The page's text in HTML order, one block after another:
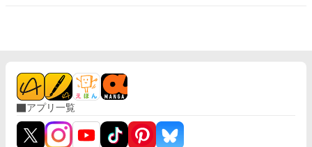
アプリ一覧